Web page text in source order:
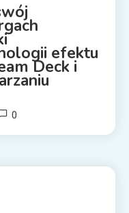
efektu
Deck i
0